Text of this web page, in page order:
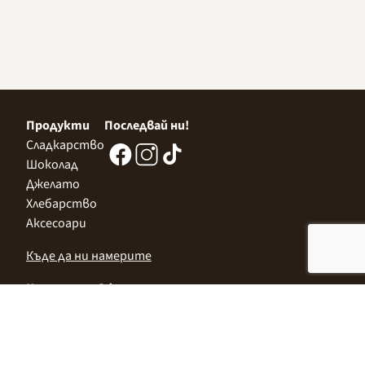
Продукти
Сладкарство
Шоколад
Джелато
Хлебарство
Аксесоари
Последвай ни!
Къде да ни намерите
Централен Офис